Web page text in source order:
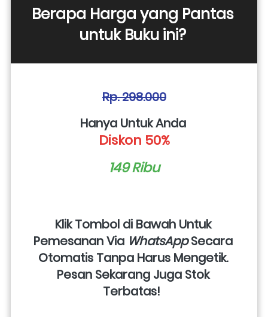
Berapa Harga yang Pantas
untuk Buku ini?
Rp. 298.000
Hanya Untuk Anda
Diskon 50%
149 Ribu
Klik Tombol di Bawah Untuk
Pemesanan Via WhatsApp Secara
Otomatis Tanpa Harus Mengetik.
Pesan Sekarang Juga Stok
Terbatas!